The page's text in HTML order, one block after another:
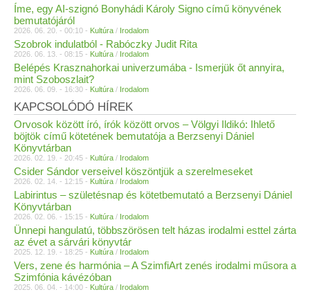
Íme, egy AI-szignó Bonyhádi Károly Signo című könyvének
bemutatójáról
2026. 06. 20. - 00:10 - Kultúra / Irodalom
Szobrok indulatból - Rabóczky Judit Rita
2026. 06. 13. - 08:15 - Kultúra / Irodalom
Belépés Krasznahorkai univerzumába - Ismerjük őt annyira,
mint Szoboszlait?
2026. 06. 09. - 16:30 - Kultúra / Irodalom
KAPCSOLÓDÓ HÍREK
Orvosok között író, írók között orvos – Völgyi Ildikó: Ihlető
böjtök című kötetének bemutatója a Berzsenyi Dániel
Könyvtárban
2026. 02. 19. - 20:45 - Kultúra / Irodalom
Csider Sándor verseivel köszöntjük a szerelmeseket
2026. 02. 14. - 12:15 - Kultúra / Irodalom
Labirintus – születésnap és kötetbemutató a Berzsenyi Dániel
Könyvtárban
2026. 02. 06. - 15:15 - Kultúra / Irodalom
Ünnepi hangulatú, többszörösen telt házas irodalmi esttel zárta
az évet a sárvári könyvtár
2025. 12. 19. - 18:25 - Kultúra / Irodalom
Vers, zene és harmónia – A SzimfiArt zenés irodalmi műsora a
Szimfónia kávézóban
2025. 06. 04. - 14:00 - Kultúra / Irodalom